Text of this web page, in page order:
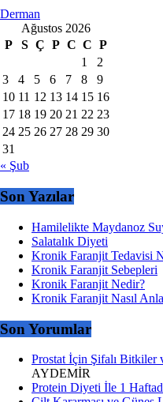
Derman
Ağustos 2026
P
S Ç P C C P
1
2
3
4 5 6 7 8
9
10 11 12 13 14 15 16
17 18 19 20 21 22 23
24 25 26 27 28 29 30
31
« Şub
Son Yazılar
Hamilelikte Maydanoz
Salatalık Diyeti
Kronik Faranjit Tedavisi
Kronik Faranjit Sebepleri
Kronik Faranjit Nedir?
Kronik Faranjit Nasıl
Son Yorumlar
Prostat İçin Şifalı Bitkiler
AYDEMİR
Protein Diyeti İle 1